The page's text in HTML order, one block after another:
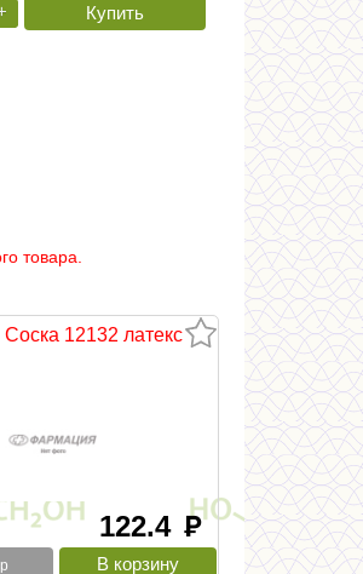
товара.
Соска 12132 латекс
122.4 руб